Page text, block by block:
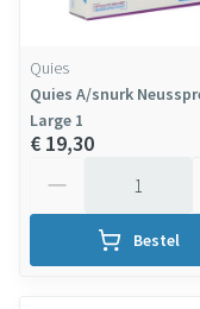
Quies
Quies A/snurk
Large 1
€ 19,30
Bestel